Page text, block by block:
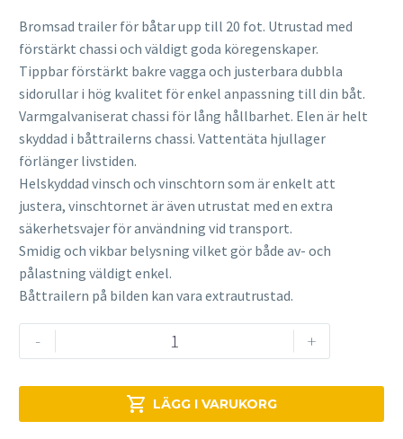
Bromsad trailer för båtar upp till 20 fot. Utrustad med
förstärkt chassi och väldigt goda köregenskaper.
Tippbar förstärkt bakre vagga och justerbara dubbla
sidorullar i hög kvalitet för enkel anpassning till din båt.
Varmgalvaniserat chassi för lång hållbarhet. Elen är helt
skyddad i båttrailerns chassi. Vattentäta hjullager
förlänger livstiden.
Helskyddad vinsch och vinschtorn som är enkelt att
justera, vinschtornet är även utrustat med en extra
säkerhetsvajer för användning vid transport.
Smidig och vikbar belysning vilket gör både av- och
pålastning väldigt enkel.
Båttrailern på bilden kan vara extrautrustad.
-
Brenderup
201300B
mängd
+
 LÄGG I VARUKORG